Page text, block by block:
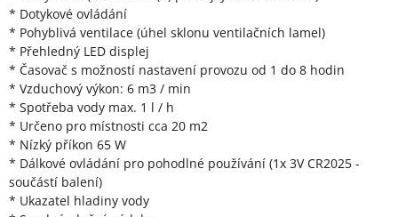
* Dotykové ovládání
* Pohyblivá ventilace (úhel sklonu ventilačních lamel)
* Přehledný LED displej
* Časovač s možností nastavení provozu od 1 do 8 hodin
* Vzduchový výkon: 6 m3 / min
* Spotřeba vody max. 1 l / h
* Určeno pro místnosti cca 20 m2
* Nízký příkon 65 W
* Dálkové ovládání pro pohodlné používání (1x 3V CR2025 -
součástí balení)
* Ukazatel hladiny vody